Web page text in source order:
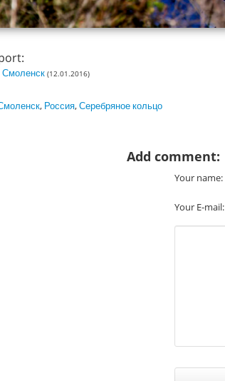
Смоленск (12.01.2016)
, Россия,Серебряное кольцо
Add comment:
Your name:
Your E-mail: